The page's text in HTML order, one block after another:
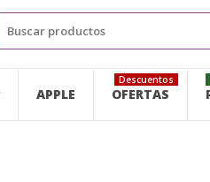
APPLE OFERTAS
Descuentos